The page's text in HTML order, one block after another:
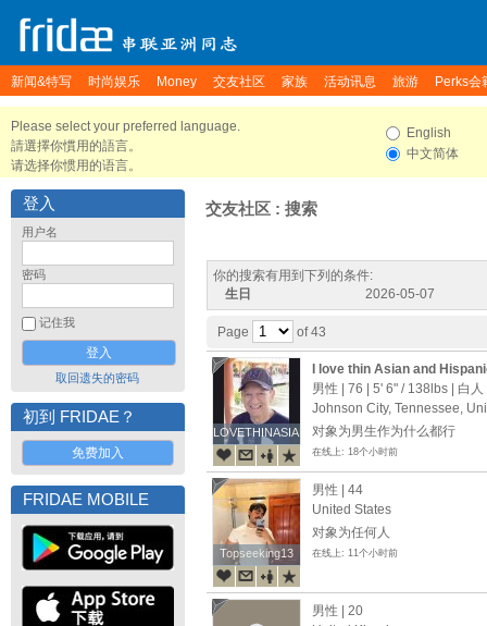
新闻&特写 时尚娱乐 Money 交友社区 家族 活动讯息 旅游 Perks会
Please select your preferred language.
請選擇你慣用的語言。
请选择你惯用的语言。
English
中文简体
登入
用户名
密码
记住我
取回遗失的密码
初到 FRIDAE？
免费加入
FRIDAE MOBILE
交友社区 : 搜索
你的搜索有用到下列的条件:
生日
2026-05-07
Page of 43
LOVETHINASIANS
LOVETHINASIANS
I love thin Asian and
sex. I visit Asian countries
男性 | 76 | 5' 6" / 138lbs | 白人
Johnson City, Tennessee,
对象为男生作为什么都行
在线上: 18个小时前
Topseeking13
Topseeking13
男性 | 44
United States
对象为任何人
在线上: 11个小时前
男性 | 20